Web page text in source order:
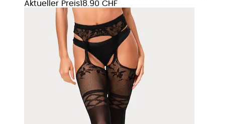
Aktueller Preis18.90 CHF